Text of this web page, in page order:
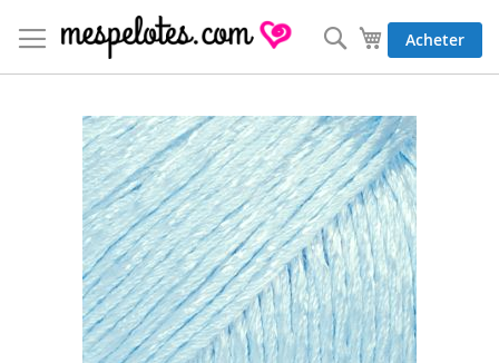
au
contenu
Mon panier
Acheter
Rechercher